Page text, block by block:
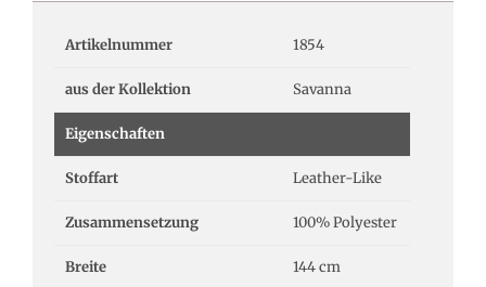
Artikelnummer 1854
aus der Kollektion Savanna
Eigenschaften
Stoffart Leather-Like
Zusammensetzung 100% Polyester
Breite 144 cm